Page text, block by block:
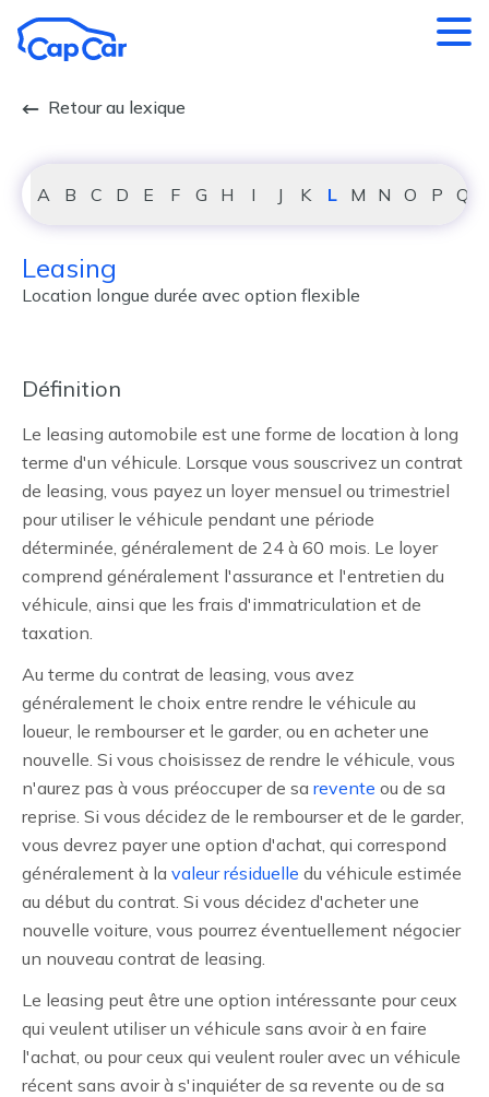
Retour au lexique
A B C D E F G H I J K L M N O P Q
Leasing
Location longue durée avec option flexible
Définition
Le leasing automobile est une forme de location à long
terme d'un véhicule. Lorsque vous souscrivez un contrat
de leasing, vous payez un loyer mensuel ou trimestriel
pour utiliser le véhicule pendant une période
déterminée, généralement de 24 à 60 mois. Le loyer
comprend généralement l'assurance et l'entretien du
véhicule, ainsi que les frais d'immatriculation et de
taxation.
Au terme du contrat de leasing, vous avez
généralement le choix entre rendre le véhicule au
loueur, le rembourser et le garder, ou en acheter une
nouvelle. Si vous choisissez de rendre le véhicule, vous
n'aurez pas à vous préoccuper de sa revente ou de sa
reprise. Si vous décidez de le rembourser et de le garder,
vous devrez payer une option d'achat, qui correspond
généralement à la valeur résiduelle du véhicule estimée
au début du contrat. Si vous décidez d'acheter une
nouvelle voiture, vous pourrez éventuellement négocier
un nouveau contrat de leasing.
Le leasing peut être une option intéressante pour ceux
qui veulent utiliser un véhicule sans avoir à en faire
l'achat, ou pour ceux qui veulent rouler avec un véhicule
récent sans avoir à s'inquiéter de sa revente ou de sa